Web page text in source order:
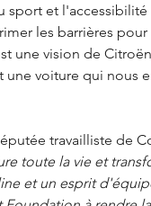
sport et
les barrières
une vision de
une voiture qui nous
travailliste de
toute la vie et
et un esprit